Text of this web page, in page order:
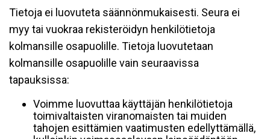
Tietoja ei luovuteta säännönmukaisesti. Seura ei
myy tai vuokraa rekisteröidyn henkilötietoja
kolmansille osapuolille. Tietoja luovutetaan
kolmansille osapuolille vain seuraavissa
tapauksissa:
Voimme luovuttaa käyttäjän henkilötietoja
toimivaltaisten viranomaisten tai muiden
tahojen esittämien vaatimusten edellyttämällä,